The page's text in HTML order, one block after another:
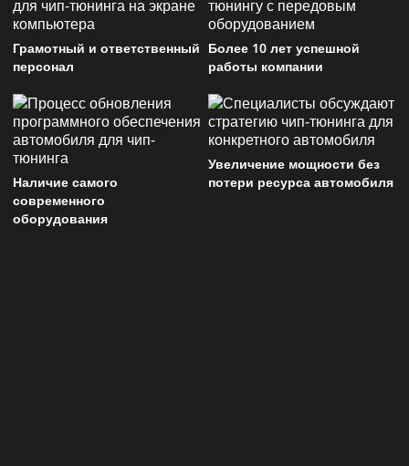
Грамотный и ответственный
персонал
Более 10 лет успешной
работы компании
Наличие самого
современного
оборудования
Увеличение мощности без
потери ресурса автомобиля